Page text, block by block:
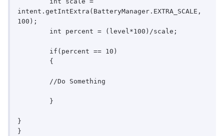
intent.getIntExtra(BatteryManager.EXTRA_SCALE,
100);
}
}